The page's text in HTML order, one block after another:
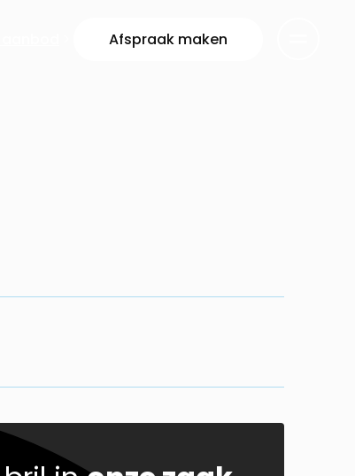
Afspraak maken